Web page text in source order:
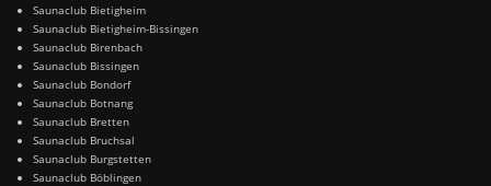
Saunaclub Bietigheim
Saunaclub Bietigheim-Bissingen
Saunaclub Birenbach
Saunaclub Bissingen
Saunaclub Bondorf
Saunaclub Botnang
Saunaclub Bretten
Saunaclub Bruchsal
Saunaclub Burgstetten
Saunaclub Böblingen